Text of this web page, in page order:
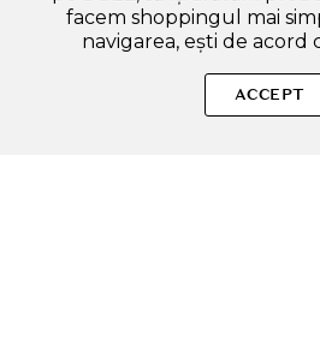
Klairs Freshly Juiced Vitamin E
formulata cu vitamina E si
facem shoppingul mai
navigarea, ești de acord
ACCEPT